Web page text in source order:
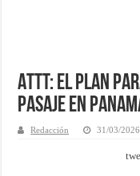
ATTT: El plan
pasaje en
Redacción 31/03/2026